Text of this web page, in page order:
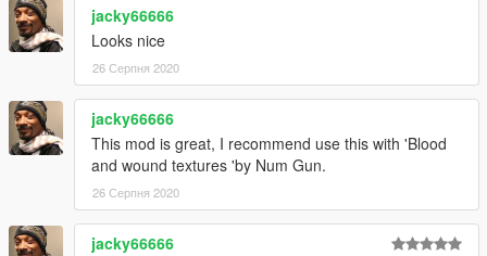
jacky66666
Looks nice
26 Серпня 2020
jacky66666
This mod is great, I recommend use this with 'Blood
and wound textures 'by Num Gun.
26 Серпня 2020
jacky66666